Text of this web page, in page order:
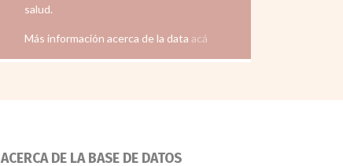
salud.
Más información acerca de la data acá
ACERCA DE LA BASE DE DATOS